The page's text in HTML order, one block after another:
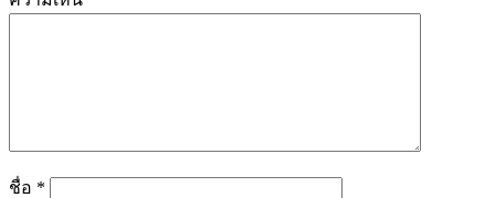
ชื่อ *